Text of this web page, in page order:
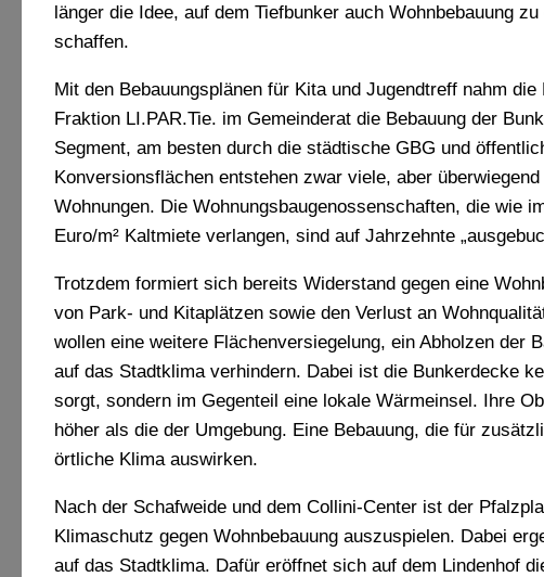
länger die Idee, auf dem Tiefbunker auch Wohnbebauung
schaffen.
Mit den Bebauungsplänen für Kita und Jugendtreff nahm
Fraktion LI.PAR.Tie. im Gemeinderat die Bebauung der
Segment, am besten durch die städtische GBG und
Konversionsflächen entstehen zwar viele, aber
Wohnungen. Die Wohnungsbaugenossenschaften, die wie
Euro/m² Kaltmiete verlangen, sind auf Jahrzehnte
Trotzdem formiert sich bereits Widerstand gegen eine
von Park- und Kitaplätzen sowie den Verlust an
wollen eine weitere Flächenversiegelung, ein Abholzen der
auf das Stadtklima verhindern. Dabei ist die Bunkerdecke
sorgt, sondern im Gegenteil eine lokale Wärmeinsel. Ihre
höher als die der Umgebung. Eine Bebauung, die für
örtliche Klima auswirken.
Nach der Schafweide und dem Collini-Center ist der
Klimaschutz gegen Wohnbebauung auszuspielen. Dabei
auf das Stadtklima. Dafür eröffnet sich auf dem Lindenhof